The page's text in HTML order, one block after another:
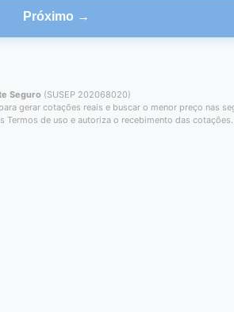
Próximo →
Seguro (SUSEP 202068020)
gerar cotações reais e buscar o menor preço nas
Termos de uso e autoriza o recebimento das cotações.